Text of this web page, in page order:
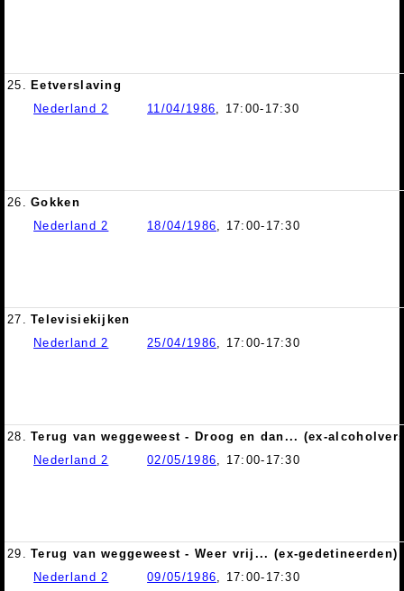
25. Eetverslaving
Nederland 2
11/04/1986, 17:00-17:30
26. Gokken
Nederland 2
18/04/1986, 17:00-17:30
27. Televisiekijken
Nederland 2
25/04/1986, 17:00-17:30
28. Terug van weggeweest - Droog en dan... (ex-
Nederland 2
02/05/1986, 17:00-17:30
29. Terug van weggeweest - Weer vrij... (ex-gedetineerden)
Nederland 2
09/05/1986, 17:00-17:30